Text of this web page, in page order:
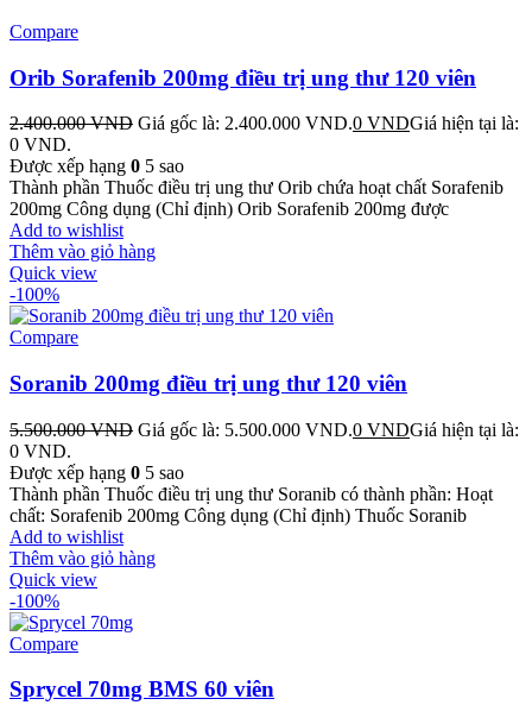
Compare
Orib Sorafenib 200mg điều trị ung thư 120 viên
2.400.000VND Giá gốc là: 2.400.000 VND.0 VNDGiá hiện tại là:
0 VND.
Được xếp hạng 0 5 sao
Thành phần Thuốc điều trị ung thư Orib chứa hoạt chất Sorafenib
200mg Công dụng (Chỉ định) Orib Sorafenib 200mg được
Add to wishlist
Thêm vào giỏ hàng
Quick view
-100%
Compare
Soranib 200mg điều trị ung thư 120 viên
5.500.000VND Giá gốc là: 5.500.000 VND.0 VNDGiá hiện tại là:
0 VND.
Được xếp hạng 0 5 sao
Thành phần Thuốc điều trị ung thư Soranib có thành phần: Hoạt
chất: Sorafenib 200mg Công dụng (Chỉ định) Thuốc Soranib
Add to wishlist
Thêm vào giỏ hàng
Quick view
-100%
Compare
Sprycel 70mg BMS 60 viên